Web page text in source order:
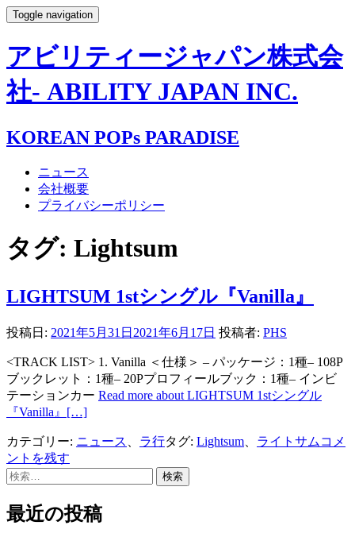
Toggle navigation
アビリティージャパン株式会
社- ABILITY JAPAN INC.
KOREAN POPs PARADISE
ニュース
会社概要
プライバシーポリシー
タグ: Lightsum
LIGHTSUM 1stシングル『Vanilla』
投稿日: 2021年5月31日 2021年6月17日 投稿者: PHS
<TRACK LIST> 1. Vanilla ＜仕様＞ – パッケージ：1種– 108P
ブックレット：1種– 20Pプロフィールブック：1種– インビ
テーションカー Read more about LIGHTSUM 1stシングル
『Vanilla』 […]
カテゴリー: ニュース ラ行タグ: Lightsum ライトサム コメ
ントを残す
検
最近の投稿